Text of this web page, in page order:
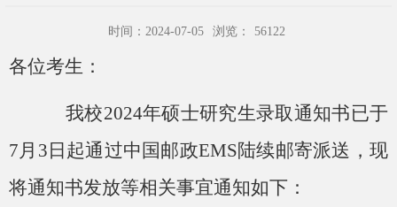
时间：2024-07-05 浏览： 56122
各位考生：
我校2024年硕士研究生录取通知书已于
7月 3 日起通过中国邮政EMS陆续邮寄派送，现
将通知书发放等相关事宜通知如下：